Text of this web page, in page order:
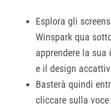
Esplora gli
Winspark qua
apprendere la
e il design
Basterà quindi
cliccare sulla voce